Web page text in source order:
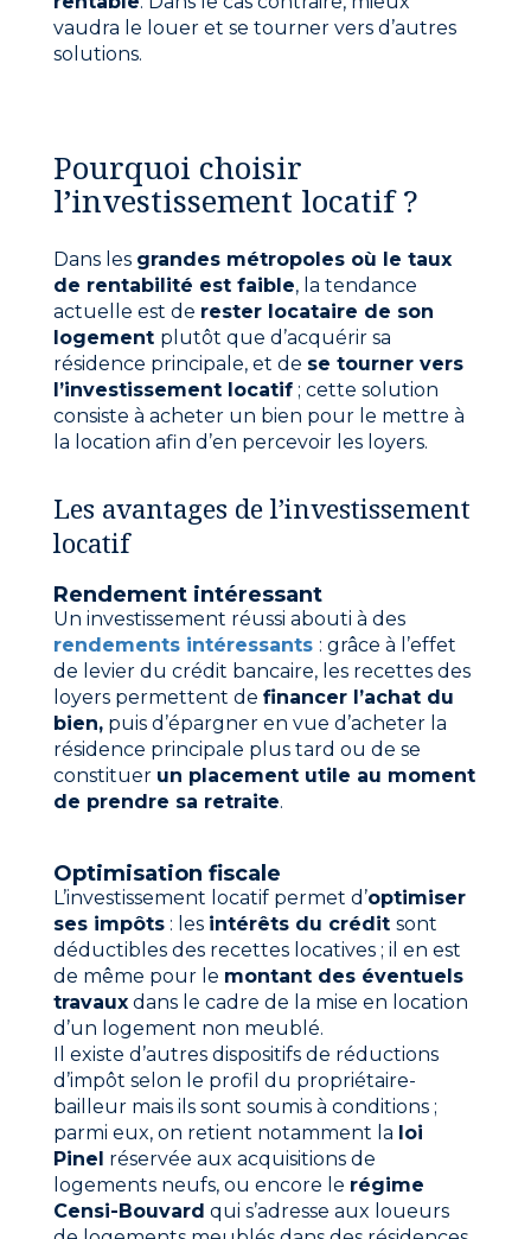
vaudra le louer et se tourner vers d’autres
solutions.
Pourquoi choisir
l’investissement locatif ?
Dans les grandes métropoles où le taux
de rentabilité est faible, la tendance
actuelle est de rester locataire de son
logement plutôt que d’acquérir sa
résidence principale, et de se tourner vers
l’investissement locatif ; cette solution
consiste à acheter un bien pour le mettre à
la location afin d’en percevoir les loyers.
Les avantages de l’investissement
locatif
Rendement intéressant
Un investissement réussi abouti à des
rendements intéressants : grâce à l’effet
de levier du crédit bancaire, les recettes des
loyers permettent de financer l’achat du
bien, puis d’épargner en vue d’acheter la
résidence principale plus tard ou de se
constituer un placement utile au moment
de prendre sa retraite.
Optimisation fiscale
L’investissement locatif permet d’optimiser
ses impôts : les intérêts du crédit sont
déductibles des recettes locatives ; il en est
de même pour le montant des éventuels
travaux dans le cadre de la mise en location
d’un logement non meublé.
Il existe d’autres dispositifs de réductions
d’impôt selon le profil du propriétaire-
bailleur mais ils sont soumis à conditions ;
parmi eux, on retient notamment la loi
Pinel réservée aux acquisitions de
logements neufs, ou encore le régime
Censi-Bouvard qui s’adresse aux loueurs